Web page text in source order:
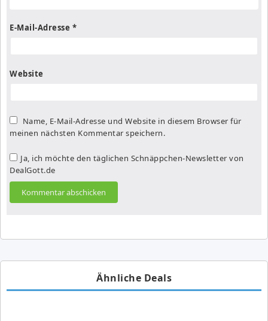
E-Mail-Adresse *
Website
Name, E-Mail-Adresse und Website in diesem Browser für
meinen nächsten Kommentar speichern.
Ja, ich möchte den täglichen Schnäppchen-Newsletter von
DealGott.de
Ähnliche Deals